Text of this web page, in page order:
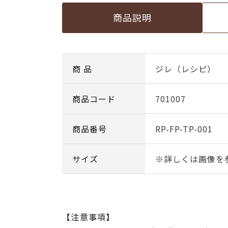
商品説明
商 品 ジレ（レシピ）
商品コード 701007
商品番号 RP-FP-TP-001
サイズ ※詳しくは画像を
【注意事項】